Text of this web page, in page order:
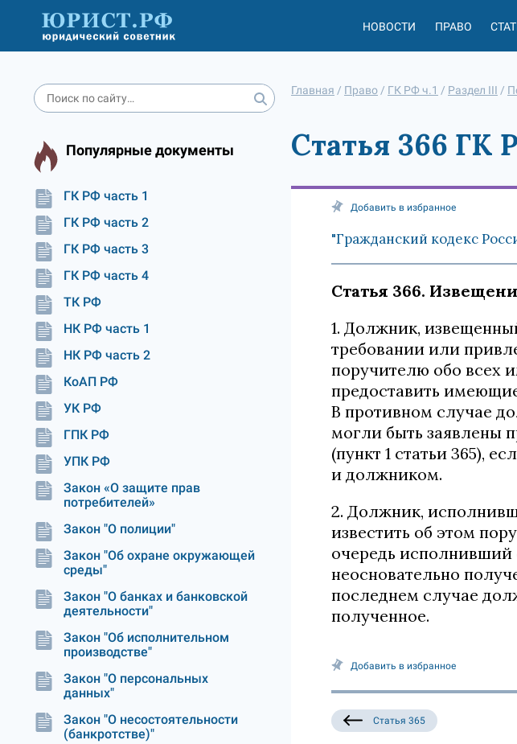
НОВОСТИ ПРАВО
Популярные документы
ГК РФ часть 1
ГК РФ часть 2
ГК РФ часть 3
ГК РФ часть 4
ТК РФ
НК РФ часть 1
НК РФ часть 2
КоАП РФ
УК РФ
ГПК РФ
УПК РФ
Закон «О защите прав
потребителей»
Закон "О полиции"
Закон "Об охране окружающей
среды"
Закон "О банках и банковской
деятельности"
Закон "Об исполнительном
производстве"
Закон "О персональных
данных"
Закон "О несостоятельности
(банкротстве)"
Главная / Право / ГК РФ ч.1 / Раздел III /
Статья 366 ГК
Добавить в избранное
"Гражданский кодекс
Статья 366.
1. Должник,
требовании или
поручителю обо всех
предоставить
В противном случае
могли быть заявлены
(пункт 1 статьи 365),
и должником.
2. Должник,
известить об этом
очередь исполнивший
неосновательно
последнем случае
полученное.
Добавить в избранное
Статья 365